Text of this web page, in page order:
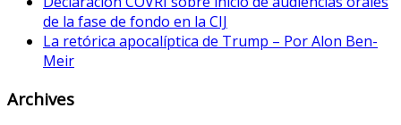
de la fase de fondo en la CIJ
La retórica apocalíptica de Trump – Por Alon Ben-
Meir
Archives